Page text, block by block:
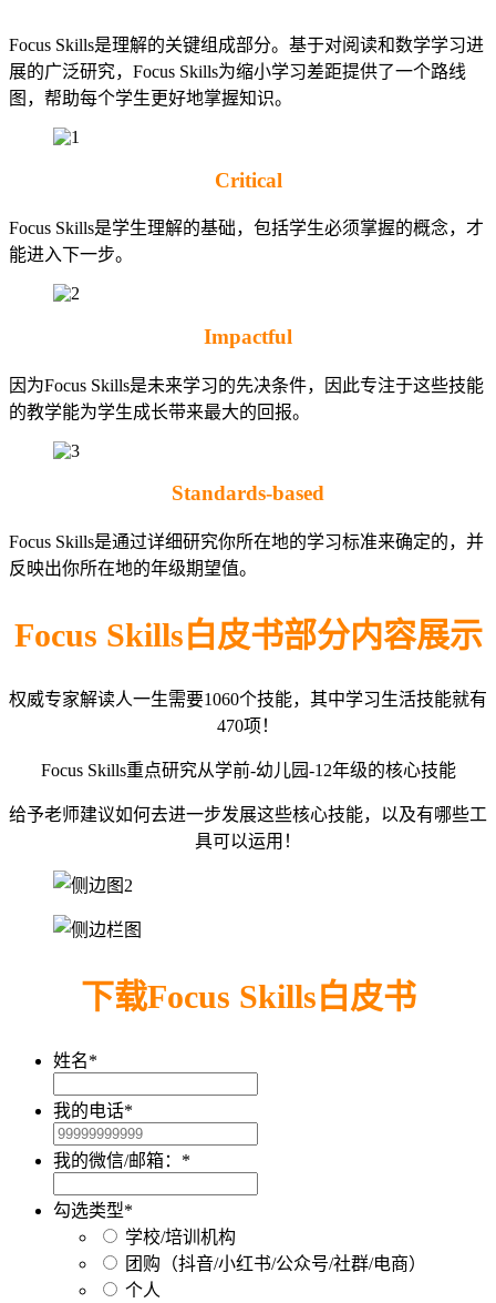
Focus Skills是理解的关键组成部分。基于对阅读和数学学习进
展的广泛研究，Focus Skills为缩小学习差距提供了一个路线
图，帮助每个学生更好地掌握知识。
Critical
Focus Skills是学生理解的基础，包括学生必须掌握的概念，才
能进入下一步。
Impactful
因为Focus Skills是未来学习的先决条件，因此专注于这些技能
的教学能为学生成长带来最大的回报。
Standards-based
Focus Skills是通过详细研究你所在地的学习标准来确定的，并
反映出你所在地的年级期望值。
Focus Skills白皮书部分内容展示
权威专家解读人一生需要1060个技能，其中学习生活技能就有
470项！
Focus Skills重点研究从学前-幼儿园-12年级的核心技能
给予老师建议如何去进一步发展这些核心技能，以及有哪些工
具可以运用！
下载Focus Skills白皮书
姓名*
我的电话*
我的微信/邮箱： *
勾选类型*
学校/培训机构
团购（抖音/小红书/公众号/社群/电商）
个人